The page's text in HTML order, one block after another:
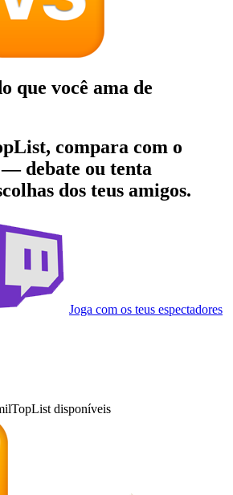
que você ama de
compara com o
debate ou tenta
dos teus amigos.
Joga com os teus espectadores
TopList disponíveis